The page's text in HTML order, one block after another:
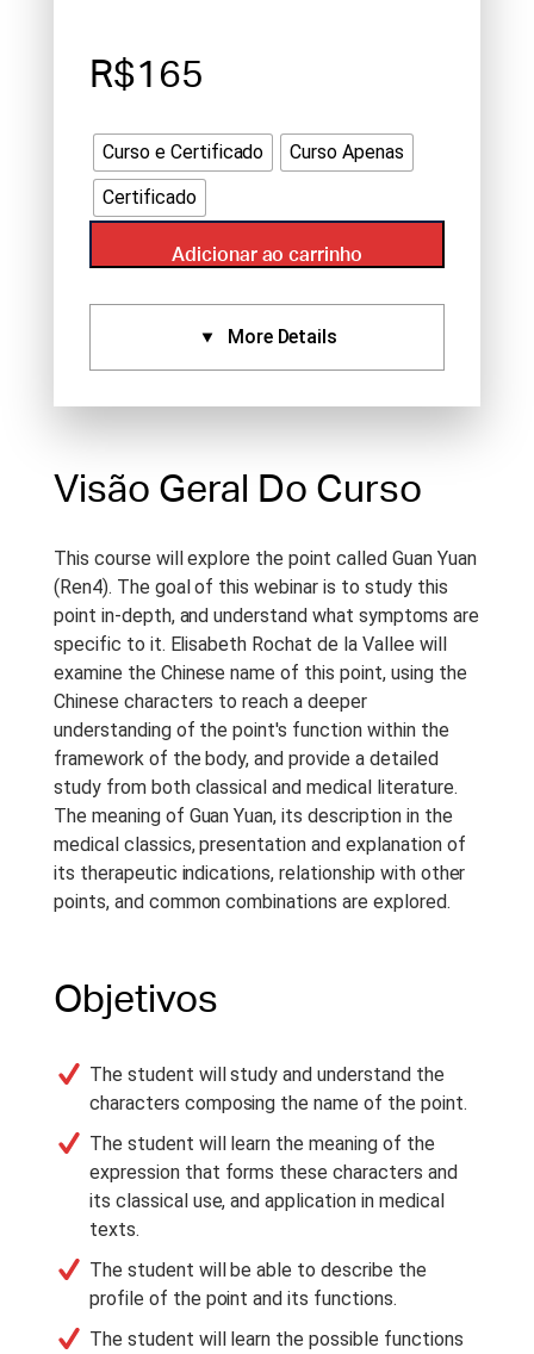
Visão Geral Do Curso
This course will explore the point called Guan Yuan
(Ren4). The goal of this webinar is to study this
point in-depth, and understand what symptoms are
specific to it. Elisabeth Rochat de la Vallee will
examine the Chinese name of this point, using the
Chinese characters to reach a deeper
understanding of the point's function within the
framework of the body, and provide a detailed
study from both classical and medical literature.
The meaning of Guan Yuan, its description in the
medical classics, presentation and explanation of
its therapeutic indications, relationship with other
points, and common combinations are explored.
Objetivos
The student will study and understand the
characters composing the name of the point.
The student will learn the meaning of the
expression that forms these characters and
its classical use, and application in medical
texts.
The student will be able to describe the
profile of the point and its functions.
The student will learn the possible functions
R$165
Curso e Certificado
Curso Apenas
Certificado
Adicionar ao carrinho
More Details
Certificados:
Standard Certificate (1.5),
NCCAOM (1.5)
Idioma:
English
Tipo De Curso:Studio
Recording
Duração Do Curso: 1.5 h
Anotações Do Curso:Notes
are provided with this course.
Período De Acesso:Acesso
Vitalício